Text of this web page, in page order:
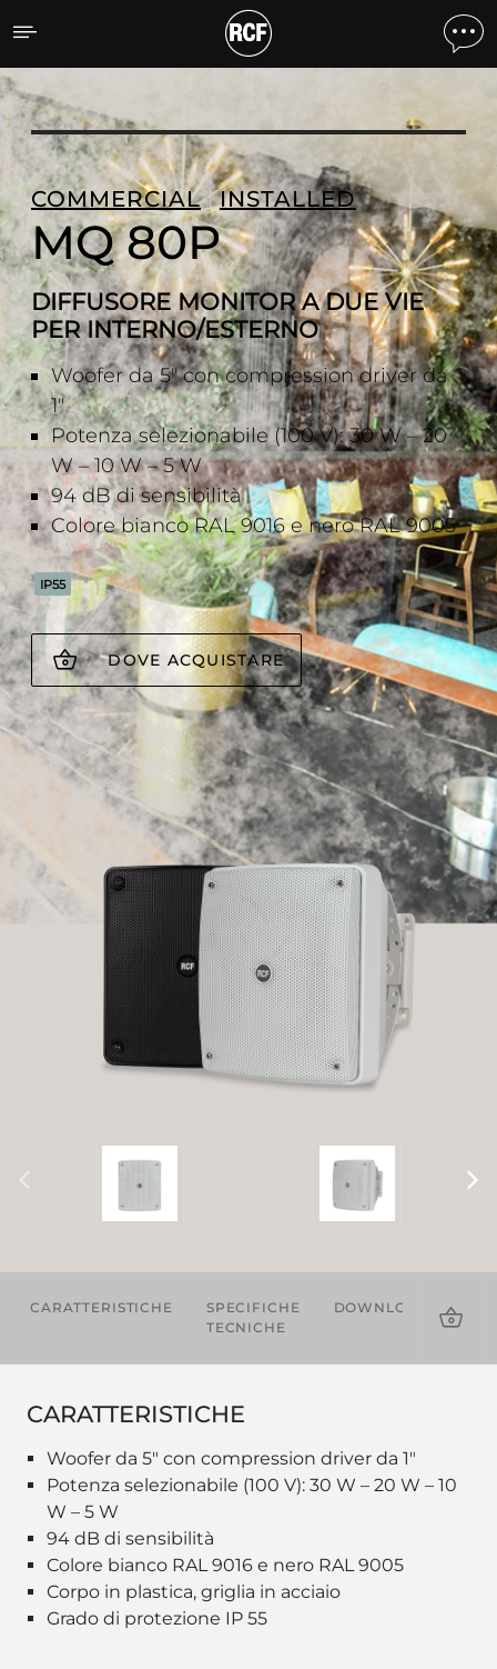
MQ 80P DIFFUSORE
COMMERCIAL INSTALLED
MQ 80P
DIFFUSORE MONITOR A DUE VIE
PER INTERNO/ESTERNO
Woofer da 5" con compression driver da
1"
Potenza selezionabile (100 V): 30 W – 20
W – 10 W – 5 W
94 dB di sensibilità
Colore bianco RAL 9016 e nero RAL 9005
IP55
DOVE ACQUISTARE
CARATTERISTICHE
SPECIFICHE
TECNICHE
DOWNLOADS
CARATTERISTICHE
Woofer da 5" con compression driver da 1"
Potenza selezionabile (100 V): 30 W – 20 W – 10
W – 5 W
94 dB di sensibilità
Colore bianco RAL 9016 e nero RAL 9005
Corpo in plastica, griglia in acciaio
Grado di protezione IP 55